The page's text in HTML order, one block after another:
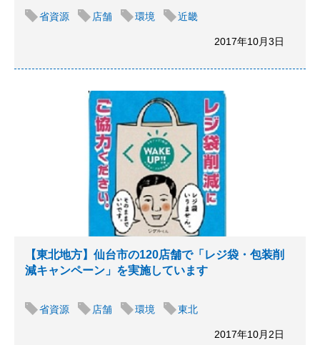
省資源 店舗 環境 近畿
2017年10月3日
【東北地方】仙台市の120店舗で「レジ袋・包装削
減キャンペーン」を実施しています
省資源 店舗 環境 東北
2017年10月2日